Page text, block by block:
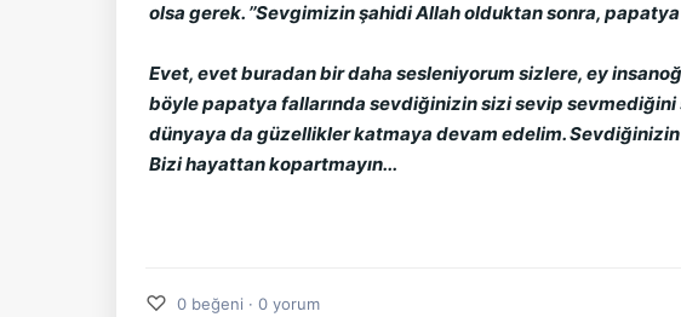
olsa gerek. ’’Sevgimizin şahidi Allah olduktan sonra, papatya
Evet, evet buradan bir daha sesleniyorum sizlere, ey
böyle papatya fallarında sevdiğinizin sizi sevip sevmediğini
dünyaya da güzellikler katmaya devam edelim.
Bizi hayattan kopartmayın...
♡ 0 beğeni · 0 yorum